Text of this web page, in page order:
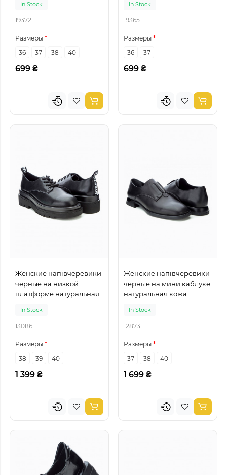
In Stock
19372
Размеры
36
37 38 40
699 ₴
In Stock
19365
Размеры
36
37
699 ₴
Женские напівчеревики
черные на низкой
платформе натуральная
In Stock
13086
Размеры
38
39 40
1 399 ₴
Женские напівчеревики
черные на мини каблуке
натуральная кожа
In Stock
12873
Размеры
37
38 40
1 699 ₴